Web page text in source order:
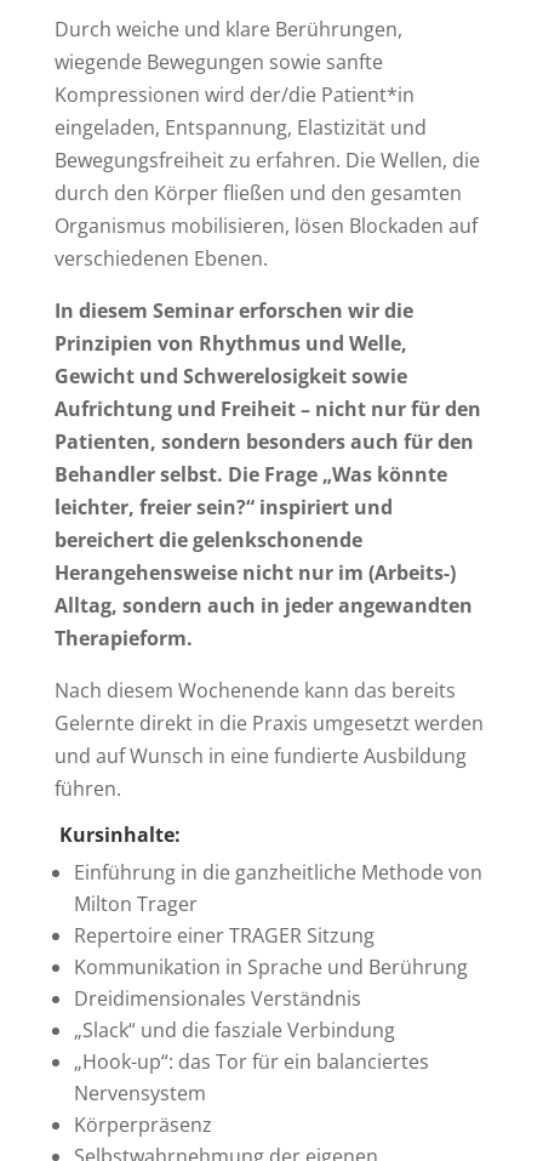
Durch weiche und klare Berührungen,
wiegende Bewegungen sowie sanfte
Kompressionen wird der/die Patient*in
eingeladen, Entspannung, Elastizität und
Bewegungsfreiheit zu erfahren. Die Wellen, die
durch den Körper fließen und den gesamten
Organismus mobilisieren, lösen Blockaden auf
verschiedenen Ebenen.
In diesem Seminar erforschen wir die
Prinzipien von Rhythmus und Welle,
Gewicht und Schwerelosigkeit sowie
Aufrichtung und Freiheit – nicht nur für den
Patienten, sondern besonders auch für den
Behandler selbst. Die Frage „Was könnte
leichter, freier sein?“ inspiriert und
bereichert die gelenkschonende
Herangehensweise nicht nur im (Arbeits-)
Alltag, sondern auch in jeder angewandten
Therapieform.
Nach diesem Wochenende kann das bereits
Gelernte direkt in die Praxis umgesetzt werden
und auf Wunsch in eine fundierte Ausbildung
führen.
Kursinhalte:
Einführung in die ganzheitliche Methode von
Milton Trager
Repertoire einer TRAGER Sitzung
Kommunikation in Sprache und Berührung
Dreidimensionales Verständnis
„Slack“ und die fasziale Verbindung
„Hook-up“: das Tor für ein balanciertes
Nervensystem
Körperpräsenz